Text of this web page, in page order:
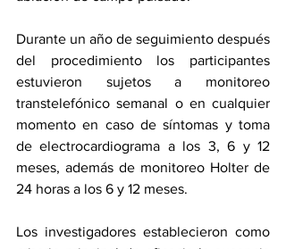
Durante un año de seguimiento después
del procedimiento los participantes
estuvieron sujetos a monitoreo
transtelefónico semanal o en cualquier
momento en caso de síntomas y toma
de electrocardiograma a los 3, 6 y 12
meses, además de monitoreo Holter de
24 horas a los 6 y 12 meses.
Los investigadores establecieron como